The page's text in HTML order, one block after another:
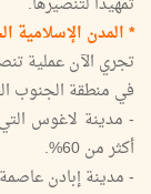
* المدن الإسلامية
تجري الآن عملية
في منطقة الجنوب
- مدينة لاغوس
أكثر من 60%.
- مدينة إبادن عاصمة